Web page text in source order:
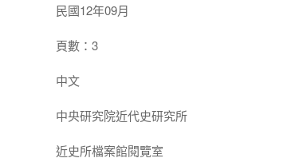
民國12年09月
頁數：3
中文
中央研究院近代史研究所
近史所檔案館閱覽室